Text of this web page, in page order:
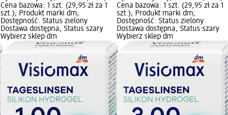
Cena bazowa: 1 szt. (29,95 zł za 1
szt.); Produkt marki dm;
Dostępność: Status zielony
Dostawa dostępna, Status szary
Wybierz sklep dm
Cena bazowa: 1 szt. (29,95 zł za 1
szt.); Produkt marki dm;
Dostępność: Status zielony
Dostawa dostępna, Status szary
Wybierz sklep dm